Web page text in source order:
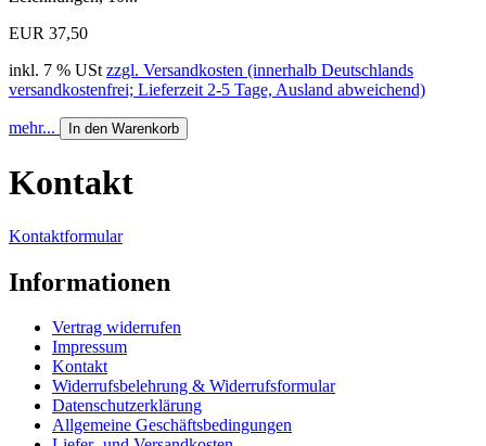
EUR 37,50
inkl. 7 % USt zzgl. Versandkosten (innerhalb Deutschlands
versandkostenfrei; Lieferzeit 2-5 Tage, Ausland abweichend)
mehr... In den Warenkorb
Kontakt
Kontaktformular
Informationen
Vertrag widerrufen
Impressum
Kontakt
Widerrufsbelehrung & Widerrufsformular
Datenschutzerklärung
Allgemeine Geschäftsbedingungen